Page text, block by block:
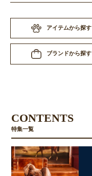
アイテムから探す
ブランドから探す
CONTENTS
特集一覧